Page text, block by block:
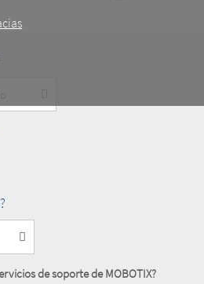
de soporte de MOBOTIX?